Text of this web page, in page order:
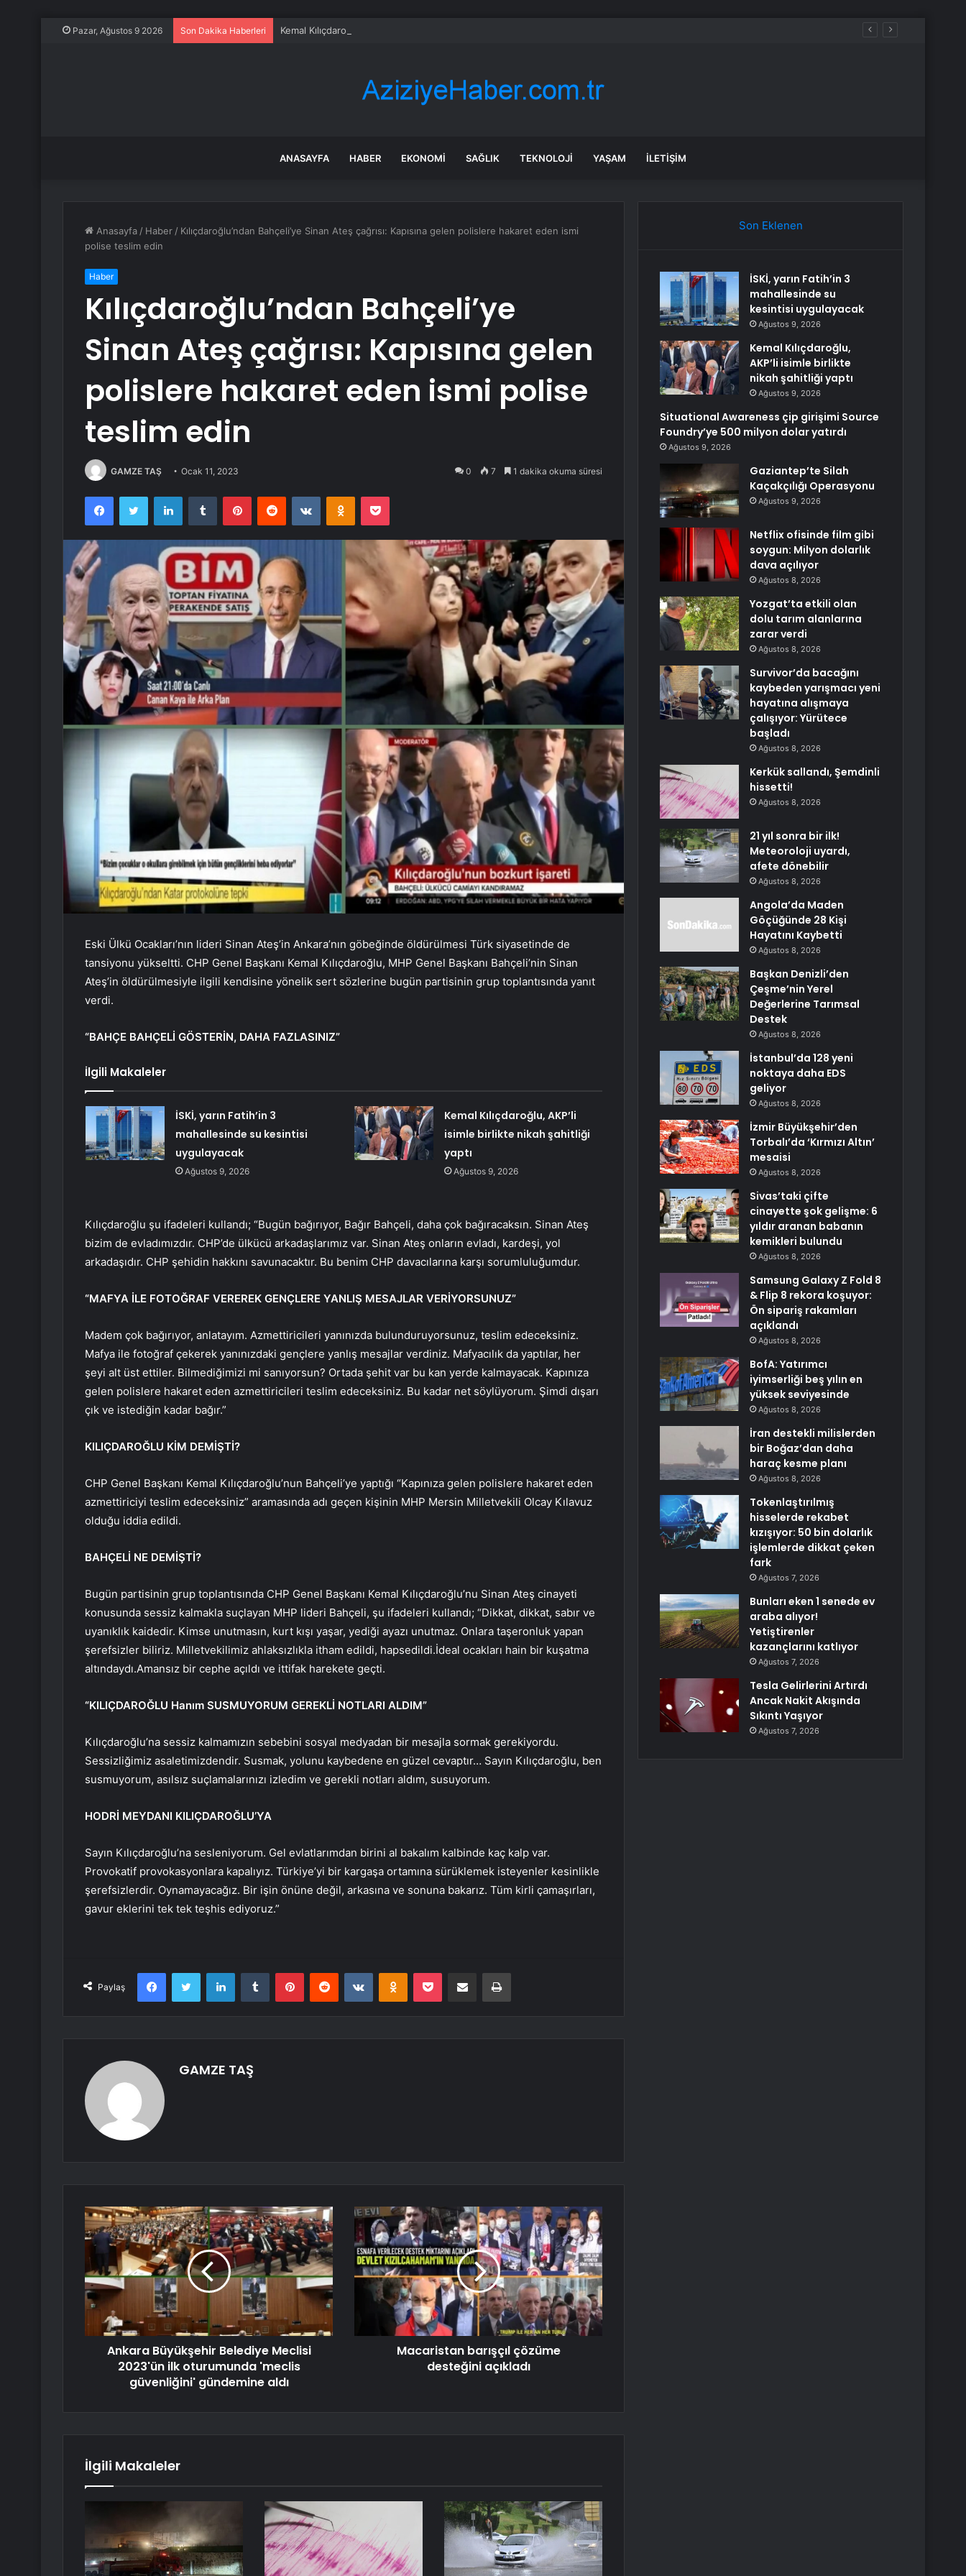
Pazar, Ağustos 9 2026 Son Dakika Haberleri Kemal Kılıçdaroğlu, AKP’li isimle birlikte nikah şahitliği yaptı
ANASAYFA HABER EKONOMI SAĞLIK TEKNOLOJI YAŞAM İLETIŞIM
Anasayfa / Haber / Kılıçdaroğlu’ndan Bahçeli’ye Sinan Ateş çağrısı: Kapısına gelen polislere hakaret eden ismi
polise teslim edin
Haber
Kılıçdaroğlu’ndan Bahçeli’ye
Sinan Ateş çağrısı: Kapısına gelen
polislere hakaret eden ismi polise
teslim edin
GAMZE TAŞ Ocak 11, 2023 0 7 1 dakika okuma süresi
FacebookTwitter LinkedInTumblr PinterestReddit VKontakteOdnoklassniki
Pocket
Eski Ülkü Ocakları’nın lideri Sinan Ateş’in Ankara’nın göbeğinde öldürülmesi Türk siyasetinde de
tansiyonu yükseltti. CHP Genel Başkanı Kemal Kılıçdaroğlu, MHP Genel Başkanı Bahçeli’nin Sinan
Ateş’in öldürülmesiyle ilgili kendisine yönelik sert sözlerine bugün partisinin grup toplantısında yanıt
verdi.
“BAHÇE BAHÇELİ GÖSTERİN, DAHA FAZLASINIZ”
İlgili Makaleler
İSKİ, yarın Fatih’in 3
mahallesinde su kesintisi
uygulayacak
Ağustos 9, 2026
Kemal Kılıçdaroğlu, AKP’li
isimle birlikte nikah şahitliği
yaptı
Ağustos 9, 2026
Kılıçdaroğlu şu ifadeleri kullandı; “Bugün bağırıyor, Bağır Bahçeli, daha çok bağıracaksın. Sinan Ateş
bizim de evladımızdır. CHP’de ülkücü arkadaşlarımız var. Sinan Ateş onların evladı, kardeşi, yol
arkadaşıdır. CHP şehidin hakkını savunacaktır. Bu benim CHP davacılarına karşı sorumluluğumdur.
“MAFYA İLE FOTOĞRAF VEREREK GENÇLERE YANLIŞ MESAJLAR VERİYORSUNUZ”
Madem çok bağırıyor, anlatayım. Azmettiricileri yanınızda bulunduruyorsunuz, teslim edeceksiniz.
Mafya ile fotoğraf çekerek yanınızdaki gençlere yanlış mesajlar verdiniz. Mafyacılık da yaptılar, her
şeyi alt üst ettiler. Bilmediğimizi mi sanıyorsun? Ortada şehit var bu kan yerde kalmayacak. Kapınıza
gelen polislere hakaret eden azmettiricileri teslim edeceksiniz. Bu kadar net söylüyorum. Şimdi dışarı
çık ve istediğin kadar bağır.”
KILIÇDAROĞLU KİM DEMİŞTİ?
CHP Genel Başkanı Kemal Kılıçdaroğlu’nun Bahçeli’ye yaptığı “Kapınıza gelen polislere hakaret eden
azmettiriciyi teslim edeceksiniz” aramasında adı geçen kişinin MHP Mersin Milletvekili Olcay Kılavuz
olduğu iddia edildi.
BAHÇELİ NE DEMİŞTİ?
Bugün partisinin grup toplantısında CHP Genel Başkanı Kemal Kılıçdaroğlu’nu Sinan Ateş cinayeti
konusunda sessiz kalmakla suçlayan MHP lideri Bahçeli, şu ifadeleri kullandı; “Dikkat, dikkat, sabır ve
uyanıklık kaidedir. Kimse unutmasın, kurt kışı yaşar, yediği ayazı unutmaz. Onlara taşeronluk yapan
şerefsizler biliriz. Milletvekilimiz ahlaksızlıkla itham edildi, hapsedildi.İdeal ocakları hain bir kuşatma
altındaydı.Amansız bir cephe açıldı ve ittifak harekete geçti.
“KILIÇDAROĞLU Hanım SUSMUYORUM GEREKLİ NOTLARI ALDIM”
Kılıçdaroğlu’na sessiz kalmamızın sebebini sosyal medyadan bir mesajla sormak gerekiyordu.
Sessizliğimiz asaletimizdendir. Susmak, yolunu kaybedene en güzel cevaptır… Sayın Kılıçdaroğlu, ben
susmuyorum, asılsız suçlamalarınızı izledim ve gerekli notları aldım, susuyorum.
HODRİ MEYDANI KILIÇDAROĞLU’YA
Sayın Kılıçdaroğlu’na sesleniyorum. Gel evlatlarımdan birini al bakalım kalbinde kaç kalp var.
Provokatif provokasyonlara kapalıyız. Türkiye’yi bir kargaşa ortamına sürüklemek isteyenler kesinlikle
şerefsizlerdir. Oynamayacağız. Bir işin önüne değil, arkasına ve sonuna bakarız. Tüm kirli çamaşırları,
gavur eklerini tek tek teşhis ediyoruz.”
Paylaş
FacebookTwitter LinkedInTumblr PinterestReddit VKontakteOdnoklassniki
Pocket E-Posta ile paylaş Yazdır
GAMZE TAŞ
Ankara Büyükşehir Belediye Meclisi
2023'ün ilk oturumunda 'meclis
güvenliğini' gündemine aldı
Macaristan barışçıl çözüme
desteğini açıkladı
İlgili Makaleler
Son Eklenen
İSKİ, yarın Fatih’in 3
mahallesinde su
kesintisi uygulayacak
Ağustos 9, 2026
Kemal Kılıçdaroğlu,
AKP’li isimle birlikte
nikah şahitliği yaptı
Ağustos 9, 2026
Situational Awareness çip girişimi Source
Foundry’ye 500 milyon dolar yatırdı
Ağustos 9, 2026
Gaziantep’te Silah
Kaçakçılığı Operasyonu
Ağustos 9, 2026
Netflix ofisinde film gibi
soygun: Milyon dolarlık
dava açılıyor
Ağustos 8, 2026
Yozgat’ta etkili olan
dolu tarım alanlarına
zarar verdi
Ağustos 8, 2026
Survivor’da bacağını
kaybeden yarışmacı yeni
hayatına alışmaya
çalışıyor: Yürütece
başladı
Ağustos 8, 2026
Kerkük sallandı, Şemdinli
hissetti!
Ağustos 8, 2026
21 yıl sonra bir ilk!
Meteoroloji uyardı,
afete dönebilir
Ağustos 8, 2026
Angola’da Maden
Göçüğünde 28 Kişi
Hayatını Kaybetti
Ağustos 8, 2026
Başkan Denizli’den
Çeşme’nin Yerel
Değerlerine Tarımsal
Destek
Ağustos 8, 2026
İstanbul’da 128 yeni
noktaya daha EDS
geliyor
Ağustos 8, 2026
İzmir Büyükşehir’den
Torbalı’da ‘Kırmızı Altın’
mesaisi
Ağustos 8, 2026
Sivas’taki çifte
cinayette şok gelişme: 6
yıldır aranan babanın
kemikleri bulundu
Ağustos 8, 2026
Samsung Galaxy Z Fold 8
& Flip 8 rekora koşuyor:
Ön sipariş rakamları
açıklandı
Ağustos 8, 2026
BofA: Yatırımcı
iyimserliği beş yılın en
yüksek seviyesinde
Ağustos 8, 2026
İran destekli milislerden
bir Boğaz’dan daha
haraç kesme planı
Ağustos 8, 2026
Tokenlaştırılmış
hisselerde rekabet
kızışıyor: 50 bin dolarlık
işlemlerde dikkat çeken
fark
Ağustos 7, 2026
Bunları eken 1 senede ev
araba alıyor!
Yetiştirenler
kazançlarını katlıyor
Ağustos 7, 2026
Tesla Gelirlerini Artırdı
Ancak Nakit Akışında
Sıkıntı Yaşıyor
Ağustos 7, 2026